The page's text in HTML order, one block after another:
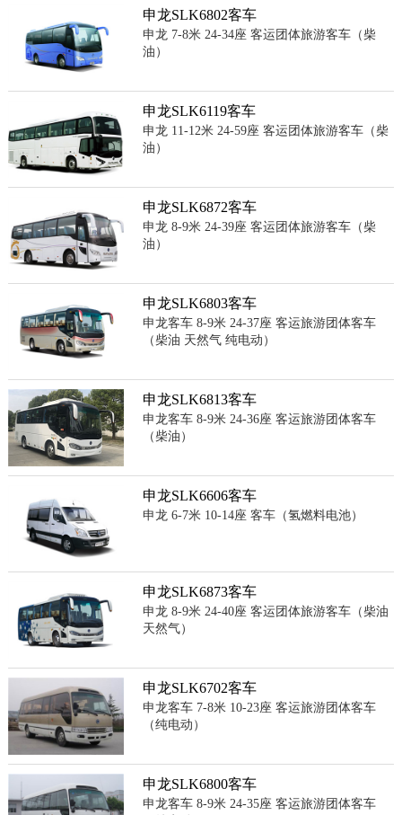
申龙SLK6802客车
申龙 7-8米 24-34座 客运团体旅游客车（柴
油）
申龙SLK6119客车
申龙 11-12米 24-59座 客运团体旅游客车（柴
油）
申龙SLK6872客车
申龙 8-9米 24-39座 客运团体旅游客车（柴
油）
申龙SLK6803客车
申龙客车 8-9米 24-37座 客运旅游团体客车
（柴油 天然气 纯电动）
申龙SLK6813客车
申龙客车 8-9米 24-36座 客运旅游团体客车
（柴油）
申龙SLK6606客车
申龙 6-7米 10-14座 客车（氢燃料电池）
申龙SLK6873客车
申龙 8-9米 24-40座 客运团体旅游客车（柴油
天然气）
申龙SLK6702客车
申龙客车 7-8米 10-23座 客运旅游团体客车
（纯电动）
申龙SLK6800客车
申龙客车 8-9米 24-35座 客运旅游团体客车